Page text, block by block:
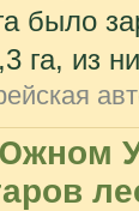
было
га, из